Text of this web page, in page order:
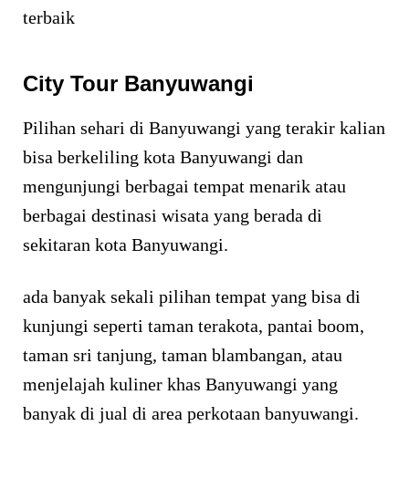
terbaik
City Tour Banyuwangi
Pilihan sehari di Banyuwangi yang terakir kalian
bisa berkeliling kota Banyuwangi dan
mengunjungi berbagai tempat menarik atau
berbagai destinasi wisata yang berada di
sekitaran kota Banyuwangi.
ada banyak sekali pilihan tempat yang bisa di
kunjungi seperti taman terakota, pantai boom,
taman sri tanjung, taman blambangan, atau
menjelajah kuliner khas Banyuwangi yang
banyak di jual di area perkotaan banyuwangi.